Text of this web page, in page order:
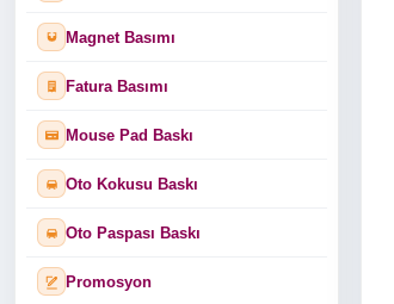
Magnet Basımı
Fatura Basımı
Mouse Pad Baskı
Oto Kokusu Baskı
Oto Paspası Baskı
Promosyon